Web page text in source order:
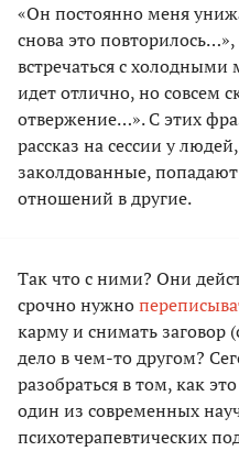
«Он постоянно меня
снова это
встречаться с
идет отлично, но совсем
отвержение…». С этих
рассказ на сессии у
заколдованные,
отношений в другие.
Так что с ними? Они
срочно нужно
карму и снимать заговор
дело в чем-то другом?
разобраться в том, как
один из современных
психотерапевтических